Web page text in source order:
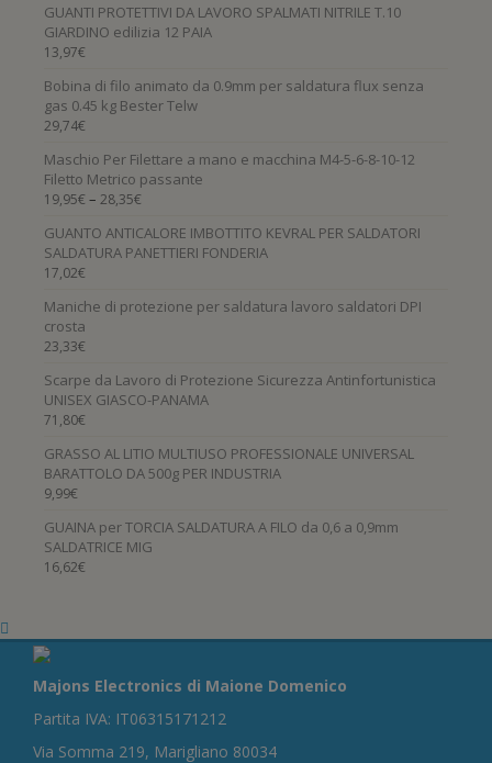
GUANTI PROTETTIVI DA LAVORO SPALMATI NITRILE T.10
GIARDINO edilizia 12 PAIA
13,97€
Bobina di filo animato da 0.9mm per saldatura flux senza
gas 0.45 kg Bester Telw
29,74€
Maschio Per Filettare a mano e macchina M4-5-6-8-10-12
Filetto Metrico passante
19,95€ – 28,35€
GUANTO ANTICALORE IMBOTTITO KEVRAL PER SALDATORI
SALDATURA PANETTIERI FONDERIA
17,02€
Maniche di protezione per saldatura lavoro saldatori DPI
crosta
23,33€
Scarpe da Lavoro di Protezione Sicurezza Antinfortunistica
UNISEX GIASCO-PANAMA
71,80€
GRASSO AL LITIO MULTIUSO PROFESSIONALE UNIVERSAL
BARATTOLO DA 500g PER INDUSTRIA
9,99€
GUAINA per TORCIA SALDATURA A FILO da 0,6 a 0,9mm
SALDATRICE MIG
16,62€
Majons Electronics di Maione Domenico
Partita IVA: IT06315171212
Via Somma 219, Marigliano 80034